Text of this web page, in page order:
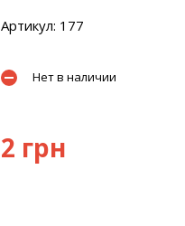
Артикул: 177
Нет в наличии
2 грн